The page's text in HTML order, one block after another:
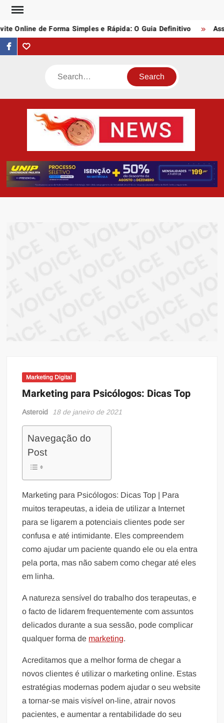
Skip
content
Online de Forma Simples e Rápida: O Guia Definitivo
facebookTumblr
Search
e
Marketing Digital
Marketing para Psicólogos: Dicas Top
Asteroid 18 de janeiro de 2021
Navegação do
Post
Marketing para Psicólogos: Dicas Top | Para
muitos terapeutas, a ideia de utilizar a Internet
para se ligarem a potenciais clientes pode ser
confusa e até intimidante. Eles compreendem
como ajudar um paciente quando ele ou ela entra
pela porta, mas não sabem como chegar até eles
em linha.
A natureza sensível do trabalho dos terapeutas, e
o facto de lidarem frequentemente com assuntos
delicados durante a sua sessão, pode complicar
qualquer forma de marketing.
Acreditamos que a melhor forma de chegar a
novos clientes é utilizar o marketing online. Estas
estratégias modernas podem ajudar o seu website
a tornar-se mais visível on-line, atrair novos
pacientes, e aumentar a rentabilidade do seu